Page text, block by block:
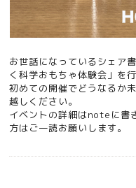
お世話になっているシェア
く科学おもちゃ体験会」を
初めての開催でどうなるか
越しください。
イベントの詳細はnote に書
方はご一読お願いします。